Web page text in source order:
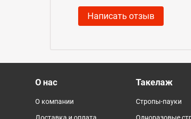
Написать отзыв
О нас
О компании
Такелаж
Стропы-пауки